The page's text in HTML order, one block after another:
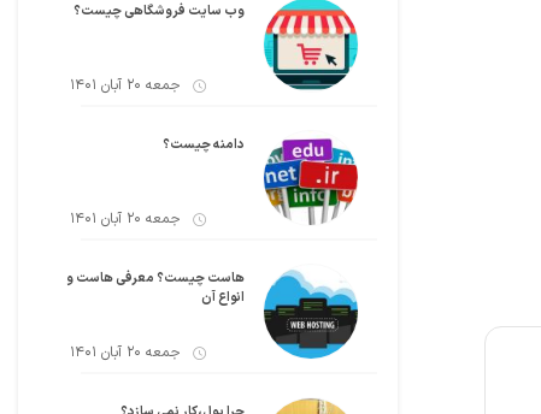
وب سایت فروشگاهی چیست؟
جمعه 20 آبان 1401
دامنه چیست؟
جمعه 20 آبان 1401
هاست چیست؟ معرفی هاست و
انواع آن
جمعه 20 آبان 1401